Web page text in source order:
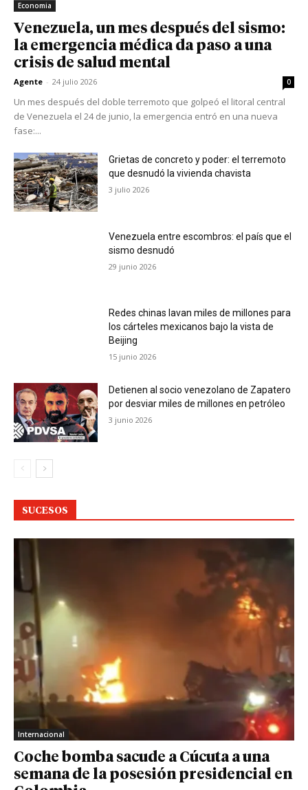
Economia
Venezuela, un mes después del sismo:
la emergencia médica da paso a una
crisis de salud mental
Agente - 24 julio 2026 0
Un mes después del doble terremoto que golpeó el litoral central
de Venezuela el 24 de junio, la emergencia entró en una nueva
fase:...
Grietas de concreto y poder: el terremoto
que desnudó la vivienda chavista
3 julio 2026
Venezuela entre escombros: el país que el
sismo desnudó
29 junio 2026
Redes chinas lavan miles de millones para
los cárteles mexicanos bajo la vista de
Beijing
15 junio 2026
Detienen al socio venezolano de Zapatero
por desviar miles de millones en petróleo
3 junio 2026
SUCESOS
Internacional
Coche bomba sacude a Cúcuta a una
semana de la posesión presidencial en